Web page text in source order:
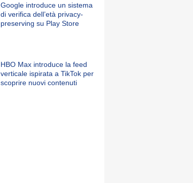
Google introduce un sistema
di verifica dell’età privacy-
preserving su Play Store
HBO Max introduce la feed
verticale ispirata a TikTok per
scoprire nuovi contenuti